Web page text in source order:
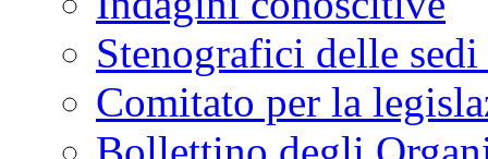
Stenografici delle
Comitato per la